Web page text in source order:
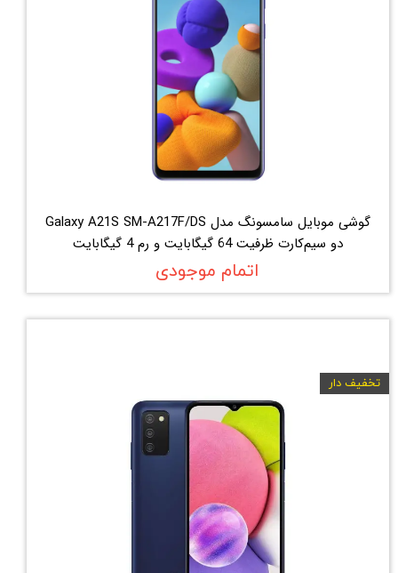
گوشی موبایل سامسونگ مدل Galaxy A21S SM-A217F/DS
دو سیم‌کارت ظرفیت 64 گیگابایت و رم 4 گیگابایت
اتمام موجودی
تخفیف دار